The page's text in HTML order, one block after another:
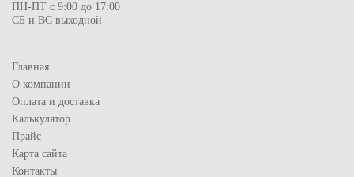
ПН-ПТ с 9:00 до 17:00
СБ и ВС выходной
Главная
О компании
Оплата и доставка
Калькулятор
Прайс
Карта сайта
Контакты